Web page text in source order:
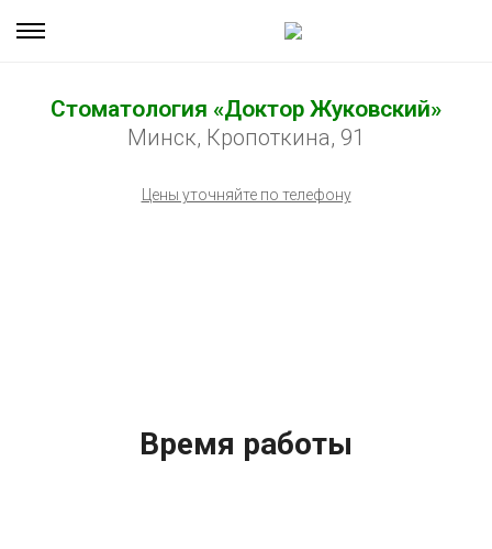
Стоматология «Доктор Жуковский»
Минск, Кропоткина, 91
Цены уточняйте по телефону
Время работы